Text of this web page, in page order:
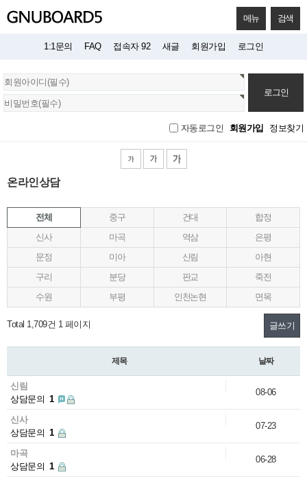
메뉴 검색
1:1문의 FAQ 접속자 92 새글 회원가입 로그인
회
원
로
자동로그인 회원가입 정보찾기
온라인상담
전체 중구 건대
합정
신사
마곡 역삼
은평
문정
미아 신림
아현
구리
분당 판교
죽전
수원
부평 인천논현 면목
Total 1,709건 1 페이지 글쓰기
제목 날짜
신림
상담문의 1
08-06
신사
상담문의 1
07-23
마곡
상담문의 1
06-28